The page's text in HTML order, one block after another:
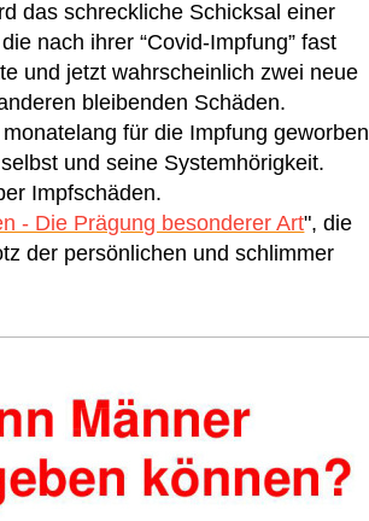
das schreckliche Schicksal einer
nach ihrer “Covid-Impfung” fast
und jetzt wahrscheinlich zwei neue
bleibenden Schäden.
für die Impfung geworben
und seine Systemhörigkeit.
Impfschäden.
- Die Prägung besonderer Art", die
der persönlichen und schlimmer